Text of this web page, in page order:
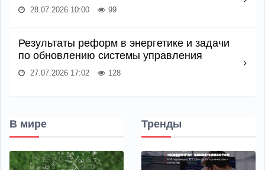
28.07.2026 10:00 99
Результаты реформ в энергетике и задачи
по обновлению системы управления
27.07.2026 17:02 128
В мире Тренды